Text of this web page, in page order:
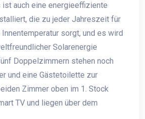
ist auch eine energieeffiziente
die zu jeder Jahreszeit für
sorgt, und es wird
Solarenergie
Doppelzimmern stehen noch
und eine Gästetoilette zur
Zimmer oben im 1. Stock
TV und liegen über dem